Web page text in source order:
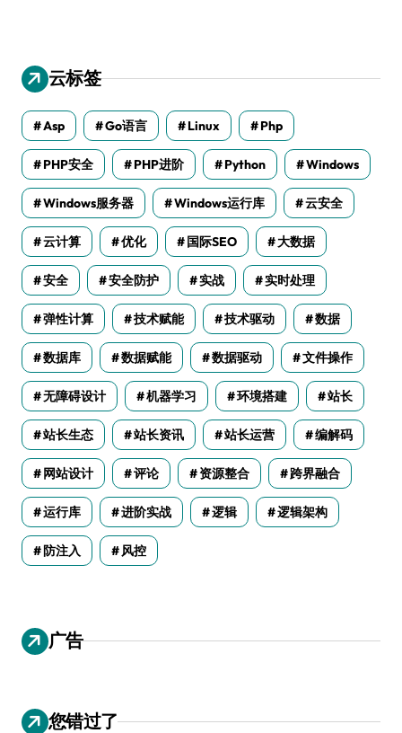
云标签
Asp Go语言 Linux Php
PHP安全 PHP进阶 Python Windows
Windows服务器 Windows运行库 云安全
云计算 优化 国际SEO 大数据
安全 安全防护 实战 实时处理
弹性计算 技术赋能 技术驱动 数据
数据库 数据赋能 数据驱动 文件操作
无障碍设计 机器学习 环境搭建 站长
站长生态 站长资讯 站长运营 编解码
网站设计 评论 资源整合 跨界融合
运行库 进阶实战 逻辑 逻辑架构
防注入 风控
广告
您错过了